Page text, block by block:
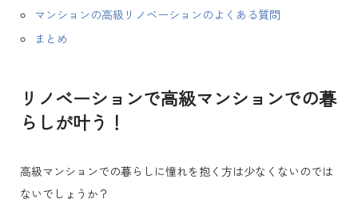
マンションの高級リノベーションのよくある質問
まとめ
リノベーションで高級マンションでの暮
らしが叶う！
高級マンションでの暮らしに憧れを抱く方は少なくないのでは
ないでしょうか？